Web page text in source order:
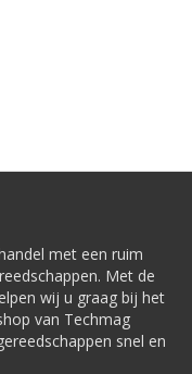
met een ruim
Met de
wij u graag bij het
van Techmag
snel en